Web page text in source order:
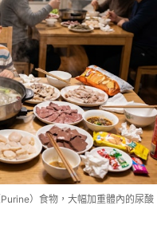
）食物，大幅加重體內的尿酸